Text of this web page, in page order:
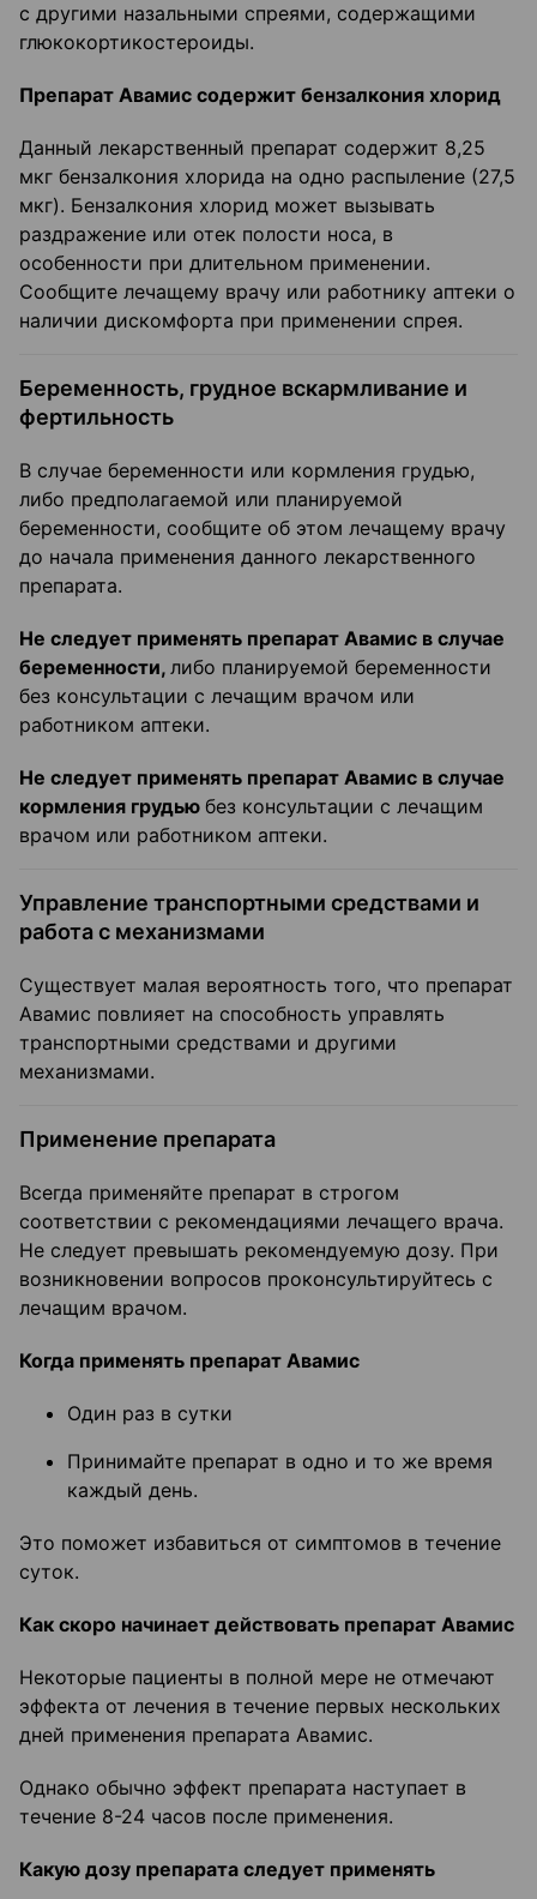
с другими назальными спреями, содержащими
глюкокортикостероиды.
Препарат Авамис содержит бензалкония хлорид
Данный лекарственный препарат содержит 8,25
мкг бензалкония хлорида на одно распыление (27,5
мкг). Бензалкония хлорид может вызывать
раздражение или отек полости носа, в
особенности при длительном применении.
Сообщите лечащему врачу или работнику аптеки о
наличии дискомфорта при применении спрея.
Беременность, грудное вскармливание и
фертильность
В случае беременности или кормления грудью,
либо предполагаемой или планируемой
беременности, сообщите об этом лечащему врачу
до начала применения данного лекарственного
препарата.
Не следует применять препарат Авамис в случае
беременности, либо планируемой беременности
без консультации с лечащим врачом или
работником аптеки.
Не следует применять препарат Авамис в случае
кормления грудью без консультации с лечащим
врачом или работником аптеки.
Управление транспортными средствами и
работа с механизмами
Существует малая вероятность того, что препарат
Авамис повлияет на способность управлять
транспортными средствами и другими
механизмами.
Применение препарата
Всегда применяйте препарат в строгом
соответствии с рекомендациями лечащего врача.
Не следует превышать рекомендуемую дозу. При
возникновении вопросов проконсультируйтесь с
лечащим врачом.
Когда применять препарат Авамис
Один раз в сутки
Принимайте препарат в одно и то же время
каждый день.
Это поможет избавиться от симптомов в течение
суток.
Как скоро начинает действовать препарат Авамис
Некоторые пациенты в полной мере не отмечают
эффекта от лечения в течение первых нескольких
дней применения препарата Авамис.
Однако обычно эффект препарата наступает в
течение 8-24 часов после применения.
Какую дозу препарата следует применять